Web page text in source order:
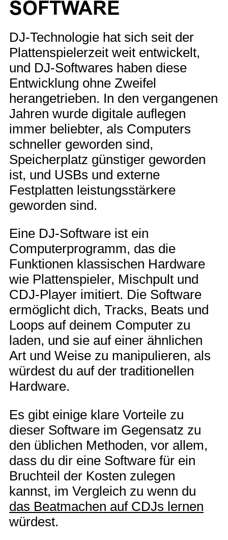
SOFTWARE
DJ-Technologie hat sich seit der
Plattenspielerzeit weit entwickelt,
und DJ-Softwares haben diese
Entwicklung ohne Zweifel
herangetrieben. In den vergangenen
Jahren wurde digitale auflegen
immer beliebter, als Computers
schneller geworden sind,
Speicherplatz günstiger geworden
ist, und USBs und externe
Festplatten leistungsstärkere
geworden sind.
Eine DJ-Software ist ein
Computerprogramm, das die
Funktionen klassischen Hardware
wie Plattenspieler, Mischpult und
CDJ-Player imitiert. Die Software
ermöglicht dich, Tracks, Beats und
Loops auf deinem Computer zu
laden, und sie auf einer ähnlichen
Art und Weise zu manipulieren, als
würdest du auf der traditionellen
Hardware.
Es gibt einige klare Vorteile zu
dieser Software im Gegensatz zu
den üblichen Methoden, vor allem,
dass du dir eine Software für ein
Bruchteil der Kosten zulegen
kannst, im Vergleich zu wenn du
das Beatmachen auf CDJs lernen
würdest.